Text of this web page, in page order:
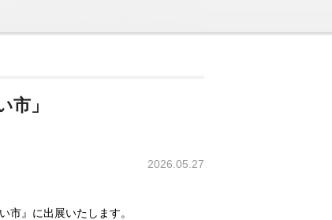
市」
2026.05.27
市』に出展いたします。